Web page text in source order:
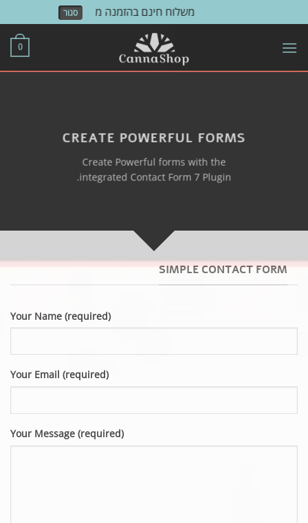
משלוח חינם בהזמנה מעל 500 ש"ח! סגור
Skip
0
CREATE POWERFUL FORMS
Create Powerful forms with the
integrated Contact Form 7 Plugin.
SIMPLE CONTACT FORM
Your Name (required)
Your Email (required)
Your Message (required)